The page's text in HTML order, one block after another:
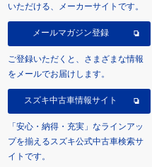
いただける、メーカーサイトです。
メールマガジン登録
ご登録いただくと、さまざまな情報
をメールでお届けします。
スズキ中古車情報サイト
「安心・納得・充実」なラインアッ
プを揃えるスズキ公式中古車検索サ
イトです。